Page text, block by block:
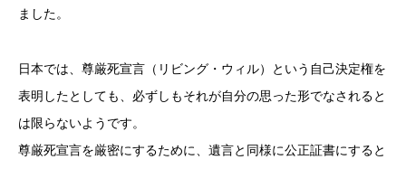
ました。
日本では、尊厳死宣言（リビング・ウィル）という自己決定権を
表明したとしても、必ずしもそれが自分の思った形でなされると
は限らないようです。
尊厳死宣言を厳密にするために、遺言と同様に公正証書にすると